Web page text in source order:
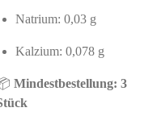
Natrium: 0,03 g
Kalzium: 0,078 g
Mindestbestellung: 3